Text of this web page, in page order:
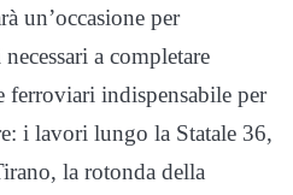
un’occasione per
a completare
indispensabile per
i lavori lungo la Statale 36,
la rotonda della